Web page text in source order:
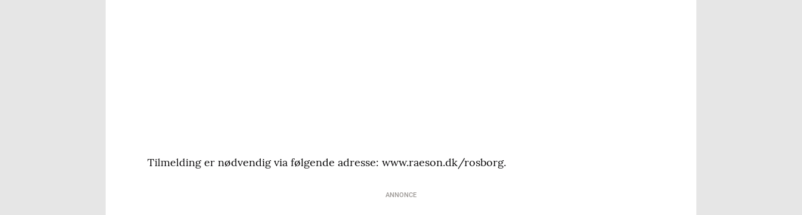
Tilmelding er nødvendig via følgende adresse: www.raeson.dk/rosborg.
ANNONCE